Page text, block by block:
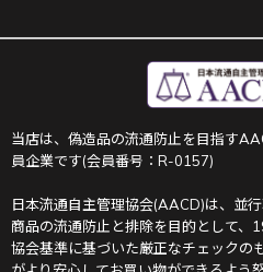
当店は、偽造品の流通防止を目指す
員企業です(会員番号：R-0157)
日本流通自主管理協会(AACD)は、並
商品の流通防止と排除を目的として、
協会基準に基づいた厳正なチェックの